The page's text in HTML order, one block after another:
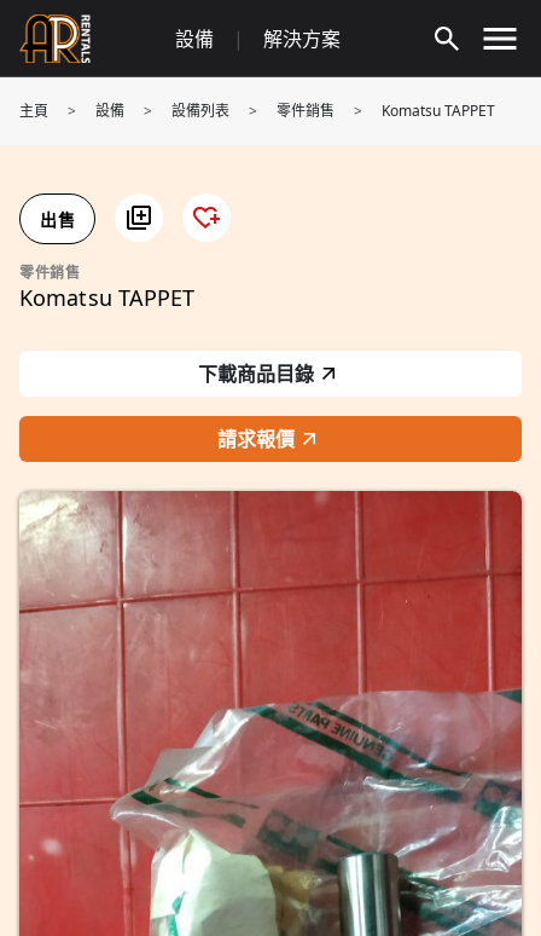
Skip
content
設備 | 解決方案
主頁 > 設備 > 設備列表 > 零件銷售 > Komatsu TAPPET
出售
零件銷售
Komatsu TAPPET
下載商品目錄
請求報價